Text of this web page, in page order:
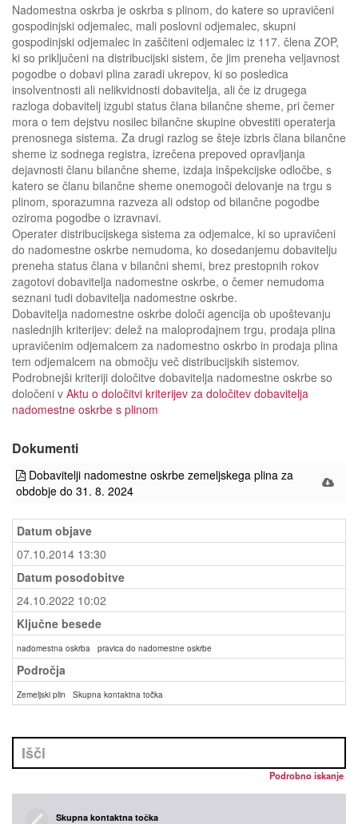
Nadomestna oskrba je oskrba s plinom, do katere so upravičeni
gospodinjski odjemalec, mali poslovni odjemalec, skupni
gospodinjski odjemalec in zaščiteni odjemalec iz 117. člena ZOP,
ki so priključeni na distribucijski sistem, če jim preneha veljavnost
pogodbe o dobavi plina zaradi ukrepov, ki so posledica
insolventnosti ali nelikvidnosti dobavitelja, ali če iz drugega
razloga dobavitelj izgubi status člana bilančne sheme, pri čemer
mora o tem dejstvu nosilec bilančne skupine obvestiti operaterja
prenosnega sistema. Za drugi razlog se šteje izbris člana bilančne
sheme iz sodnega registra, izrečena prepoved opravljanja
dejavnosti članu bilančne sheme, izdaja inšpekcijske odločbe, s
katero se članu bilančne sheme onemogoči delovanje na trgu s
plinom, sporazumna razveza ali odstop od bilančne pogodbe
oziroma pogodbe o izravnavi.
Operater distribucijskega sistema za odjemalce, ki so upravičeni
do nadomestne oskrbe nemudoma, ko dosedanjemu dobavitelju
preneha status člana v bilančni shemi, brez prestopnih rokov
zagotovi dobavitelja nadomestne oskrbe, o čemer nemudoma
seznani tudi dobavitelja nadomestne oskrbe.
Dobavitelja nadomestne oskrbe določi agencija ob upoštevanju
naslednjih kriterijev: delež na maloprodajnem trgu, prodaja plina
upravičenim odjemalcem za nadomestno oskrbo in prodaja plina
tem odjemalcem na območju več distribucijskih sistemov.
Podrobnejši kriteriji določitve dobavitelja nadomestne oskrbe so
določeni v Aktu o določitvi kriterijev za določitev dobavitelja
nadomestne oskrbe s plinom
Dokumenti
Dobavitelji nadomestne oskrbe zemeljskega plina za
obdobje do 31. 8. 2024
Datum objave
07.10.2014 13:30
Datum posodobitve
24.10.2022 10:02
Ključne besede
nadomestna oskrba pravica do nadomestne oskrbe
Področja
Zemeljski plin Skupna kontaktna točka
Podrobno iskanje
Skupna kontaktna točka